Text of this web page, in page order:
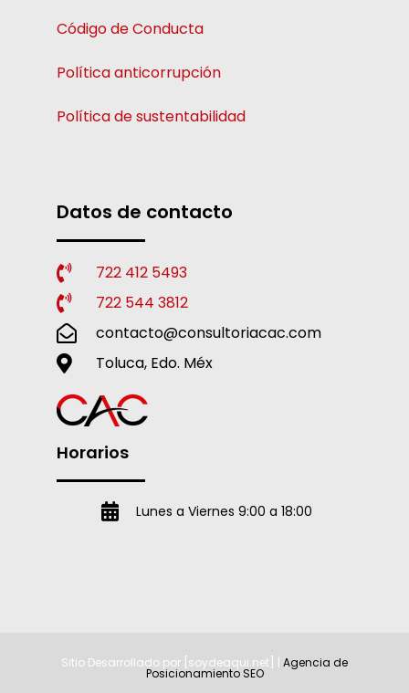
Código de Conducta
Política anticorrupción
Política de sustentabilidad
Datos de contacto
722 412 5493
722 544 3812
contacto@consultoriacac.com
Toluca, Edo. Méx
Horarios
Lunes a Viernes 9:00 a 18:00
Sitio Desarrollado por [soydeaqui.net] | Agencia de
Posicionamiento SEO